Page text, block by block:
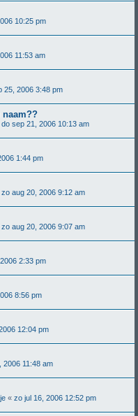
10:25 pm
11:53 am
25, 2006 3:48 pm
do sep 21, 2006 10:13 am
1:44 pm
zo aug 20, 2006 9:12 am
zo aug 20, 2006 9:07 am
2:33 pm
8:56 pm
12:04 pm
2006 11:48 am
« zo jul 16, 2006 12:52 pm